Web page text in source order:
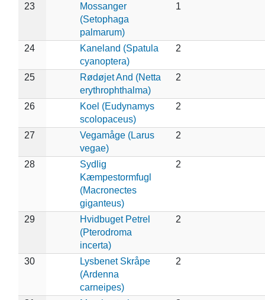
23
Mossanger
(Setophaga
palmarum)
1
24
Kaneland (Spatula
cyanoptera)
2
25
Rødøjet And (Netta
erythrophthalma)
2
26
Koel (Eudynamys
scolopaceus)
2
27
Vegamåge (Larus
vegae)
2
28
Sydlig
Kæmpestormfugl
(Macronectes
giganteus)
2
29
Hvidbuget Petrel
(Pterodroma
incerta)
2
30
Lysbenet Skråpe
(Ardenna
carneipes)
2